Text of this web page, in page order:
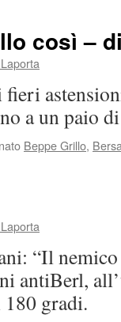
così –
a un paio
Beppe Grillo,
“Il
antiBerl,
gradi.